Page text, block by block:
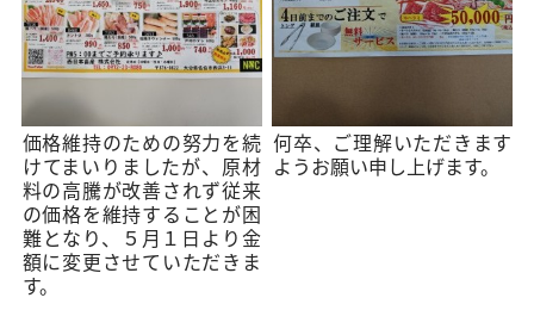
価格維持のための努力を続
けてまいりましたが、原材
料の高騰が改善されず従来
の価格を維持することが困
難となり、５月１日より金
額に変更させていただきま
す。
何卒、ご理解いただきます
ようお願い申し上げます。